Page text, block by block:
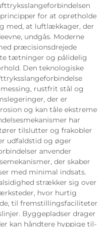
for at opretholde
med, at luftlækkager, der
undgås. Moderne
præcisionsdrejede
tætninger og pålidelig
Den teknologiske
rustfrit stål og
der er
og kan tåle ekstreme
har
tilslutter og frakobler
udfaldstid og øger
anvender
der skaber
med minimal indsats.
strækker sig over
hvor hurtig
til fremstillingsfaciliteter
Byggepladser drager
kan håndtere hyppige til-